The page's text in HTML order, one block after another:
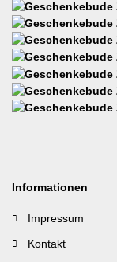
Informationen
Impressum
Kontakt